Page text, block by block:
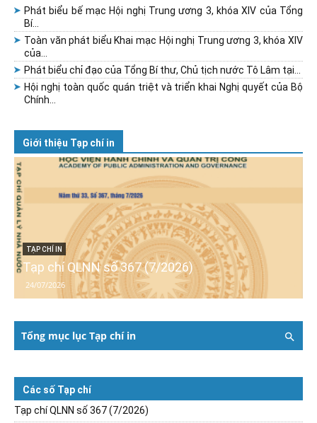
Phát biểu bế mạc Hội nghị Trung ương 3, khóa XIV của Tổng
Bí...
Toàn văn phát biểu Khai mạc Hội nghị Trung ương 3, khóa XIV
của...
Phát biểu chỉ đạo của Tổng Bí thư, Chủ tịch nước Tô Lâm tại...
Hội nghị toàn quốc quán triệt và triển khai Nghị quyết của Bộ
Chính...
Giới thiệu Tạp chí in
TẠP CHÍ IN
Tạp chí QLNN số 367 (7/2026)
24/07/2026
Tổng mục lục Tạp chí in
Các số Tạp chí
Tạp chí QLNN số 367 (7/2026)